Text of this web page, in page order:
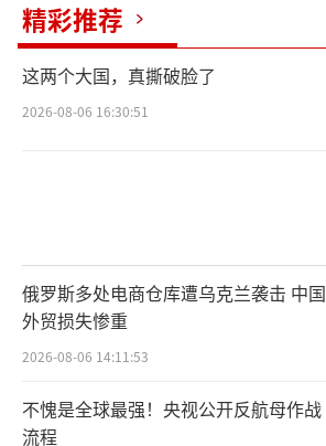
精彩推荐
这两个大国，真撕破脸了
2026-08-06 16:30:51
俄罗斯多处电商仓库遭乌克兰袭击 中国
外贸损失惨重
2026-08-06 14:11:53
不愧是全球最强！央视公开反航母作战
流程